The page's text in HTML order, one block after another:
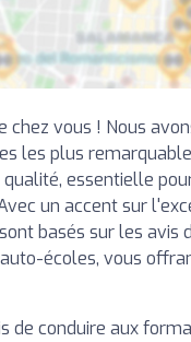
vous ! Nous
les plus
essentielle
un accent sur
basés sur les avis
écoles, vous
de conduire aux